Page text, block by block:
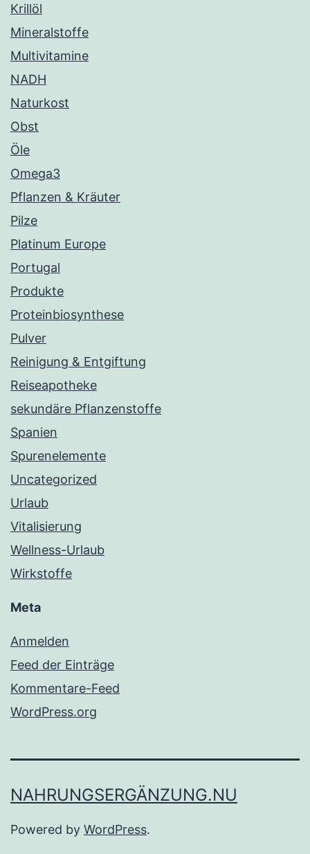
Krillöl
Mineralstoffe
Multivitamine
NADH
Naturkost
Obst
Öle
Omega3
Pflanzen & Kräuter
Pilze
Platinum Europe
Portugal
Produkte
Proteinbiosynthese
Pulver
Reinigung & Entgiftung
Reiseapotheke
sekundäre Pflanzenstoffe
Spanien
Spurenelemente
Uncategorized
Urlaub
Vitalisierung
Wellness-Urlaub
Wirkstoffe
Meta
Anmelden
Feed der Einträge
Kommentare-Feed
WordPress.org
NAHRUNGSERGÄNZUNG.NU
Powered by WordPress.